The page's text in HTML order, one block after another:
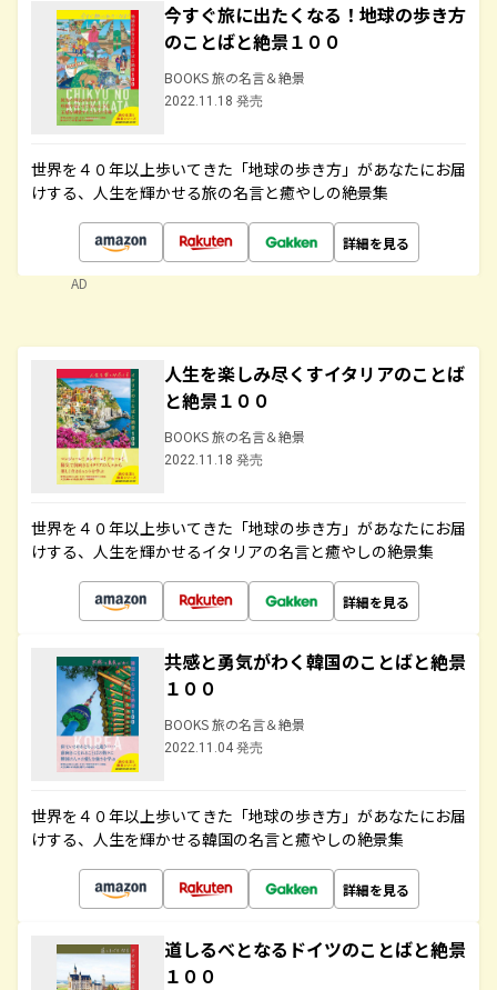
今すぐ旅に出たくなる！地球の歩き方
のことばと絶景１００
BOOKS 旅の名言＆絶景
2022.11.18 発売
世界を４０年以上歩いてきた「地球の歩き方」があなたにお届
けする、人生を輝かせる旅の名言と癒やしの絶景集
詳細を見る
AD
人生を楽しみ尽くすイタリアのことば
と絶景１００
BOOKS 旅の名言＆絶景
2022.11.18 発売
世界を４０年以上歩いてきた「地球の歩き方」があなたにお届
けする、人生を輝かせるイタリアの名言と癒やしの絶景集
詳細を見る
共感と勇気がわく韓国のことばと絶景
１００
BOOKS 旅の名言＆絶景
2022.11.04 発売
世界を４０年以上歩いてきた「地球の歩き方」があなたにお届
けする、人生を輝かせる韓国の名言と癒やしの絶景集
詳細を見る
道しるべとなるドイツのことばと絶景
１００